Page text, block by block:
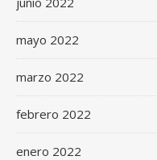
mayo 2022
marzo 2022
febrero 2022
enero 2022